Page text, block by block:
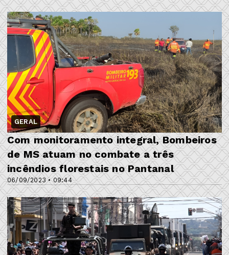
GERAL
06/09/2023 • 09:44
Com monitoramento integral, Bombeiros
de MS atuam no combate a três
incêndios florestais no Pantanal